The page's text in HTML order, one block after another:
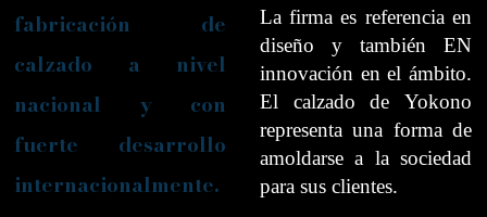
fabricación de
calzado a nivel
nacional y con
fuerte desarrollo
internacionalmente.
La firma es referencia en
diseño y también EN
innovación en el ámbito.
El calzado de Yokono
representa una forma de
amoldarse a la sociedad
para sus clientes.